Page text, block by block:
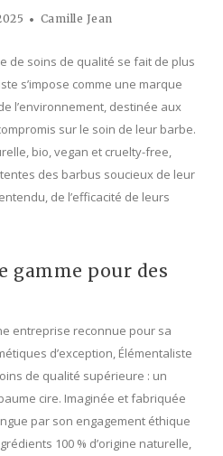
Camille Jean
de soins de qualité se fait de plus
s’impose comme une marque
l’environnement, destinée aux
sur le soin de leur barbe.
bio, vegan et cruelty-free,
des barbus soucieux de leur
de l’efficacité de leurs
gamme pour des
entreprise reconnue pour sa
d’exception, Élémentaliste
de qualité supérieure : un
cire. Imaginée et fabriquée
par son engagement éthique
100 % d’origine naturelle,